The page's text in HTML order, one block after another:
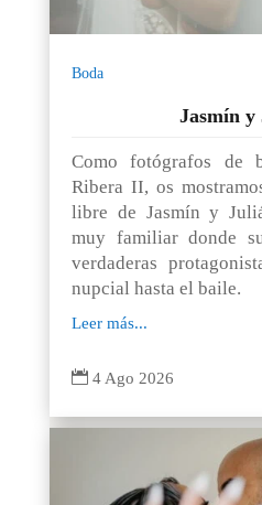
Boda
Jasmín y
Como fotógrafos de
Ribera II, os
libre de Jasmín y
muy familiar donde
verdaderas
nupcial hasta el baile.
Leer más...
 4 Ago 2026